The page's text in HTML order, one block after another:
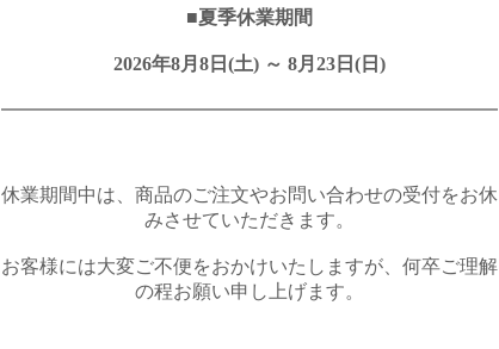
■夏季休業期間
2026年8月8日(土) ～ 8月23日(日)
━━━━━━━━━━━━━━━━━━━━━━━━━━
休業期間中は、商品のご注文やお問い合わせの受付をお休
みさせていただきます。
お客様には大変ご不便をおかけいたしますが、何卒ご理解
の程お願い申し上げます。